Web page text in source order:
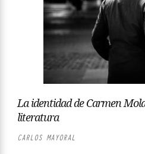
La identidad de Carmen
literatura
CARLOS MAYORAL